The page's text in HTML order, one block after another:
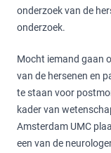
onderzoek van de
onderzoek.
Mocht iemand gaan
van de hersenen en
te staan voor
kader van
Amsterdam UMC
een van de